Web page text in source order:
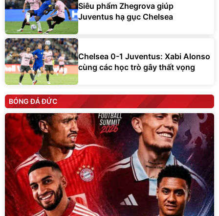
Siêu phẩm Zhegrova giúp
Juventus hạ gục Chelsea
Chelsea 0-1 Juventus: Xabi Alonso
cùng các học trò gây thất vọng
BÓNG ĐÁ ĐỨC